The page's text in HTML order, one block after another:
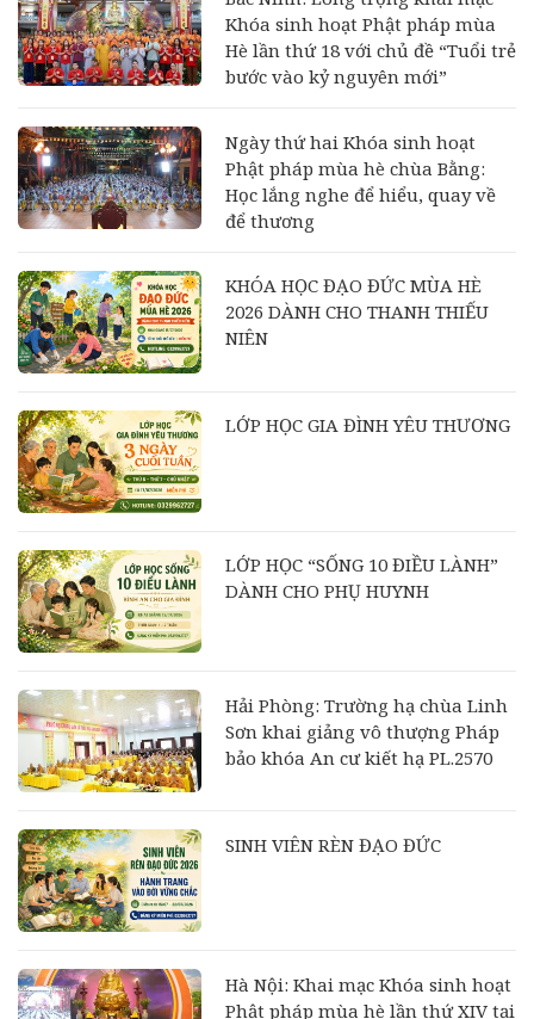
Khóa sinh hoạt Phật pháp mùa
Hè lần thứ 18 với chủ đề “Tuổi trẻ
bước vào kỷ nguyên mới”
Ngày thứ hai Khóa sinh hoạt
Phật pháp mùa hè chùa Bằng:
Học lắng nghe để hiểu, quay về
để thương
KHÓA HỌC ĐẠO ĐỨC MÙA HÈ
2026 DÀNH CHO THANH THIẾU
NIÊN
LỚP HỌC GIA ĐÌNH YÊU THƯƠNG
LỚP HỌC “SỐNG 10 ĐIỀU LÀNH”
DÀNH CHO PHỤ HUYNH
Hải Phòng: Trường hạ chùa Linh
Sơn khai giảng vô thượng Pháp
bảo khóa An cư kiết hạ PL.2570
SINH VIÊN RÈN ĐẠO ĐỨC
Hà Nội: Khai mạc Khóa sinh hoạt
Phật pháp mùa hè lần thứ XIV tại